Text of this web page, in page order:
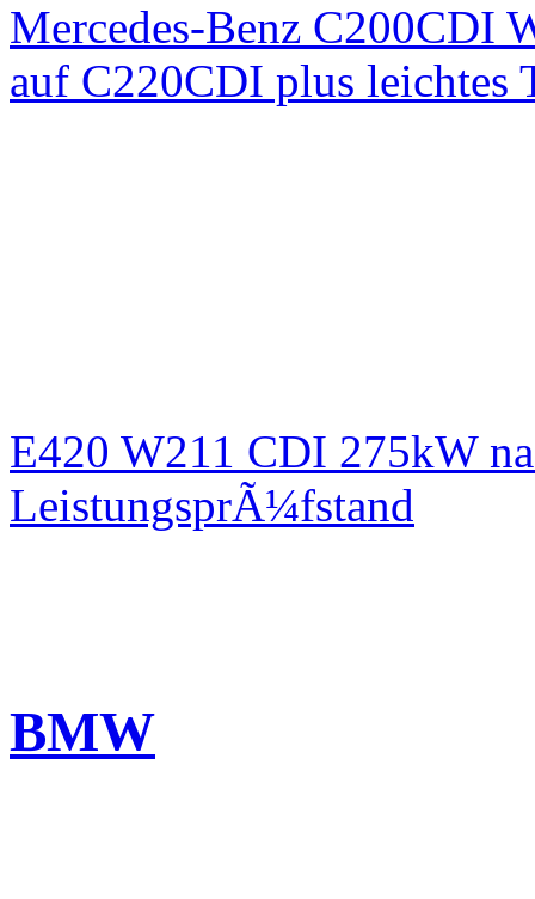
Mercedes-Benz C200CDI
auf C220CDI plus
E420 W211 CDI 275kW
LeistungsprÃ¼fstand
BMW